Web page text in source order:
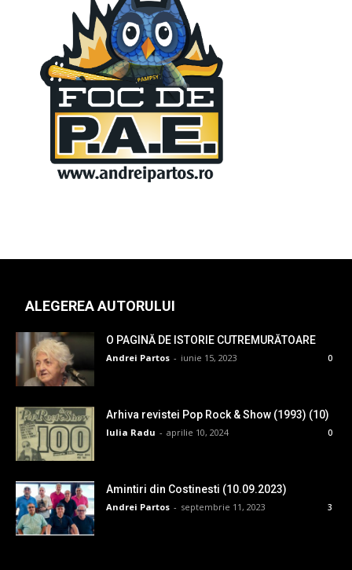
ALEGEREA AUTORULUI
O PAGINĂ DE ISTORIE CUTREMURĂTOARE
Andrei Partos - iunie 15, 2023 0
Arhiva revistei Pop Rock & Show (1993) (10)
Iulia Radu - aprilie 10, 2024 0
Amintiri din Costinesti (10.09.2023)
Andrei Partos - septembrie 11, 2023 3